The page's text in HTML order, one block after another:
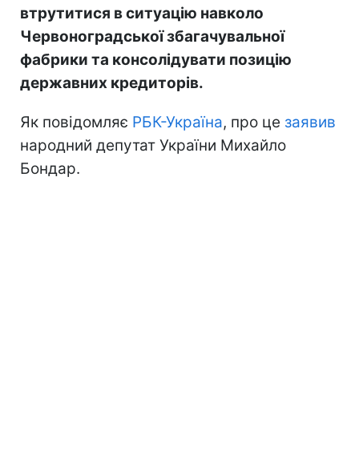
втрутитися в ситуацію навколо
Червоноградської збагачувальної
фабрики та консолідувати позицію
державних кредиторів.
Як повідомляє РБК-Україна, про це заявив
народний депутат України Михайло
Бондар.